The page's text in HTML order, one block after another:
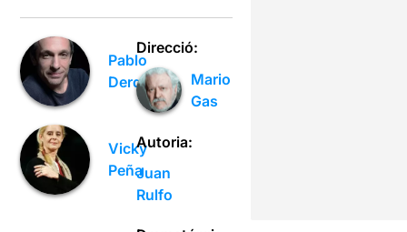
Pablo
Derqui
Vicky
Peña
Direcció:
Mario
Gas
Autoria:
Juan
Rulfo